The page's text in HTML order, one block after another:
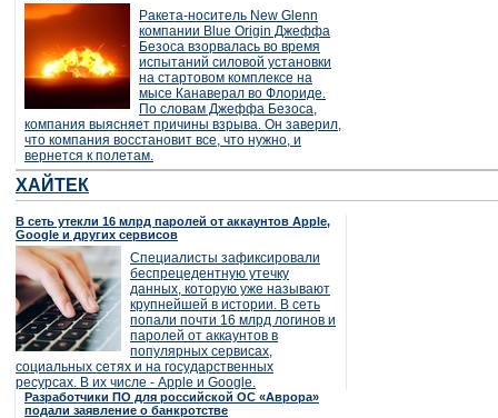
Ракета-носитель New Glenn
компании Blue Origin Джеффа
Безоса взорвалась во время
испытаний силовой установки
на стартовом комплексе на
мысе Канаверал во Флориде.
По словам Джеффа Безоса,
компания выясняет причины взрыва. Он заверил,
что компания восстановит все, что нужно, и
вернется к полетам.
ХАЙТЕК
В сеть утекли 16 млрд паролей от аккаунтов Apple,
Google и других сервисов
Специалисты зафиксировали
беспрецедентную утечку
данных, которую уже называют
крупнейшей в истории. В сеть
попали почти 16 млрд логинов и
паролей от аккаунтов в
популярных сервисах,
социальных сетях и на государственных
ресурсах. В их числе - Apple и Google.
Разработчики ПО для российской ОС «Аврора»
подали заявление о банкротстве